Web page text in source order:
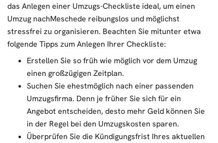
das Anlegen einer Umzugs-Checkliste ideal, um einen
Umzug nachMeschede reibungslos und möglichst
stressfrei zu organisieren. Beachten Sie mitunter etwa
folgende Tipps zum Anlegen Ihrer Checkliste:
Erstellen Sie so früh wie möglich vor dem Umzug
einen großzügigen Zeitplan.
Suchen Sie ehestmöglich nach einer passenden
Umzugsfirma. Denn je früher Sie sich für ein
Angebot entscheiden, desto mehr Geld können Sie
in der Regel bei den Umzugskosten sparen.
Überprüfen Sie die Kündigungsfrist Ihres aktuellen